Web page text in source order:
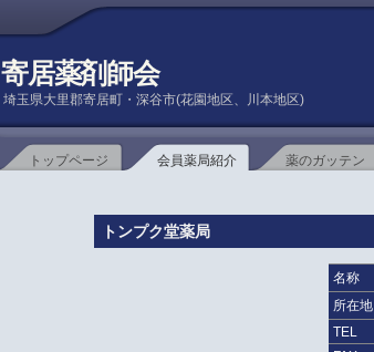
寄居薬剤師会
埼玉県大里郡寄居町・深谷市(花園地区、川本地区)
トップページ 会員薬局紹介 薬のガッテン
トンプク堂薬局
名称
所在地
TEL